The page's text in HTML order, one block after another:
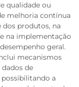
qualidade ou
melhoria contínua
produtos, na
na implementação
geral.
mecanismos
de
a